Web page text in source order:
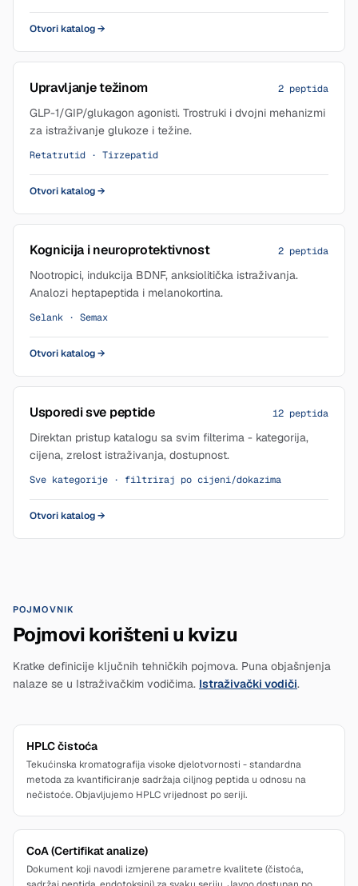
Otvori katalog→
Upravljanje težinom 2 peptida
GLP-1/GIP/glukagon agonisti. Trostruki i dvojni mehanizmi
za istraživanje glukoze i težine.
Retatrutid · Tirzepatid
Otvori katalog→
Kognicija i neuroprotektivnost 2 peptida
Nootropici, indukcija BDNF, anksiolitička istraživanja.
Analozi heptapeptida i melanokortina.
Selank · Semax
Otvori katalog→
Usporedi sve peptide 12 peptida
Direktan pristup katalogu sa svim filterima - kategorija,
cijena, zrelost istraživanja, dostupnost.
Sve kategorije · filtriraj po cijeni/dokazima
Otvori katalog→
POJMOVNIK
Pojmovi korišteni u kvizu
Kratke definicije ključnih tehničkih pojmova. Puna objašnjenja
nalaze se u Istraživačkim vodičima. Istraživački vodiči.
HPLC čistoća
Tekućinska kromatografija visoke djelotvornosti - standardna
metoda za kvantificiranje sadržaja ciljnog peptida u odnosu na
nečistoće. Objavljujemo HPLC vrijednost po seriji.
CoA (Certifikat analize)
Dokument koji navodi izmjerene parametre kvalitete (čistoća,